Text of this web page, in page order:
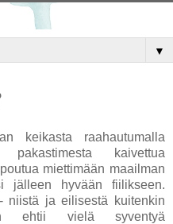
▼
keikasta raahautumalla
kaivettua
miettimään maailman
jälleen hyvään fiilikseen.
niistä ja eilisestä kuitenkin
ehtii vielä syventyä